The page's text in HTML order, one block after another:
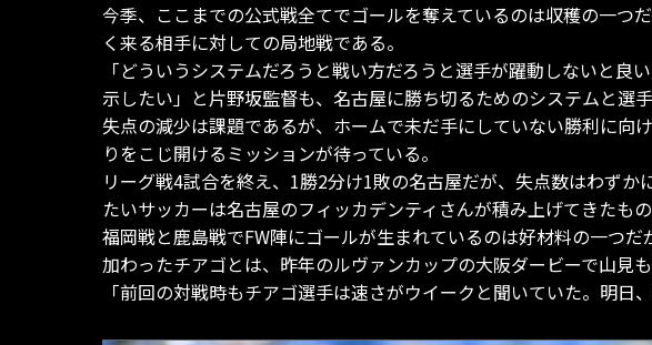
今季、ここまでの公式戦全てでゴールを奪えているのは収穫の一つ
く来る相手に対しての局地戦である。
「どういうシステムだろうと戦い方だろうと選手が躍動しないと
示したい」と片野坂監督も、名古屋に勝ち切るためのシステムと選
失点の減少は課題であるが、ホームで未だ手にしていない勝利に
りをこじ開けるミッションが待っている。
リーグ戦4試合を終え、1勝2分け1敗の名古屋だが、失点数はわず
たいサッカーは名古屋のフィッカデンティさんが積み上げてきたも
福岡戦と鹿島戦でFW陣にゴールが生まれているのは好材料の一つ
加わったチアゴとは、昨年のルヴァンカップの大阪ダービーで山見
「前回の対戦時もチアゴ選手は速さがウイークと聞いていた。明